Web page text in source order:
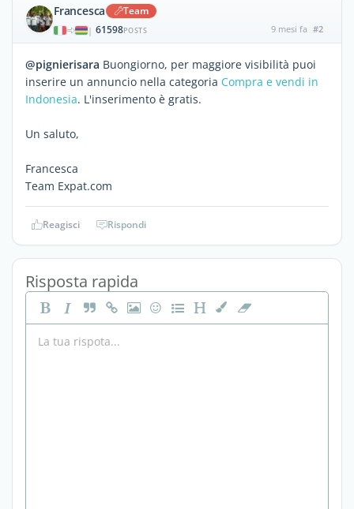
Francesca Team
| 61598POSTS 9 mesi fa #2
@pignierisara Buongiorno, per maggiore visibilità puoi
inserire un annuncio nella categoria Compra e vendi in
Indonesia. L'inserimento è gratis.
Un saluto,
Francesca
Team Expat.com
Reagisci Rispondi
Risposta rapida